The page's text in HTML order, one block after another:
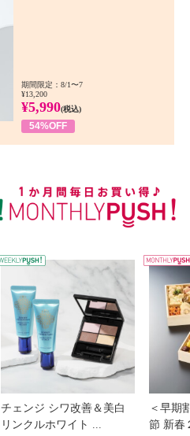
期間限定：8/1〜7
¥13,200
¥5,990(税込)
54%OFF
WEEKLY PUSH
チェンジ シワ改善＆美白
リンクルホワイト ...
＜早期
節 新春